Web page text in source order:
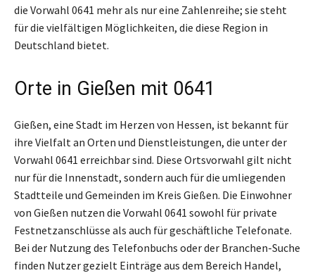
die Vorwahl 0641 mehr als nur eine Zahlenreihe; sie steht
für die vielfältigen Möglichkeiten, die diese Region in
Deutschland bietet.
Orte in Gießen mit 0641
Gießen, eine Stadt im Herzen von Hessen, ist bekannt für
ihre Vielfalt an Orten und Dienstleistungen, die unter der
Vorwahl 0641 erreichbar sind. Diese Ortsvorwahl gilt nicht
nur für die Innenstadt, sondern auch für die umliegenden
Stadtteile und Gemeinden im Kreis Gießen. Die Einwohner
von Gießen nutzen die Vorwahl 0641 sowohl für private
Festnetzanschlüsse als auch für geschäftliche Telefonate.
Bei der Nutzung des Telefonbuchs oder der Branchen-Suche
finden Nutzer gezielt Einträge aus dem Bereich Handel,